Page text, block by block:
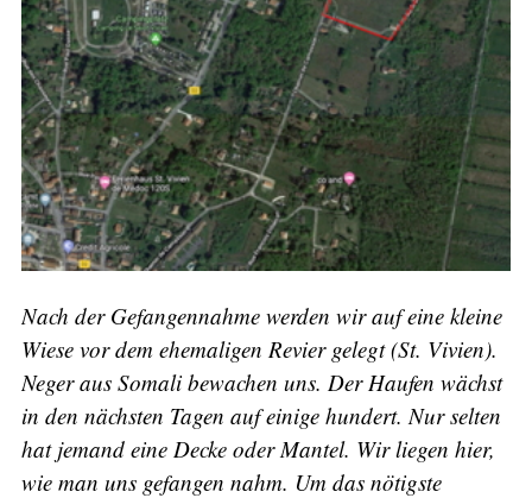
Nach der Gefangennahme werden wir auf eine kleine
Wiese vor dem ehemaligen Revier gelegt (St. Vivien).
Neger aus Somali bewachen uns. Der Haufen wächst
in den nächsten Tagen auf einige hundert. Nur selten
hat jemand eine Decke oder Mantel. Wir liegen hier,
wie man uns gefangen nahm. Um das nötigste